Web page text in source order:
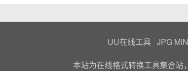
UU在线工具 JPG MIN
本站为在线格式转换工具集合站